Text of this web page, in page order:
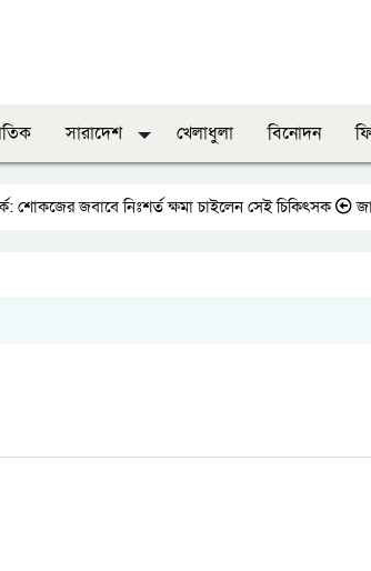
সারাদেশ খেলাধুলা বিনোদন
জবাবে নিঃশর্ত ক্ষমা চাইলেন সেই চিকিৎসক জাতীয়